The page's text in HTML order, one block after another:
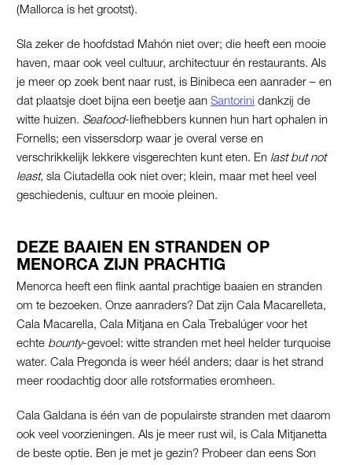
(Mallorca is het grootst).
Sla zeker de hoofdstad Mahón niet over; die heeft een mooie
haven, maar ook veel cultuur, architectuur én restaurants. Als
je meer op zoek bent naar rust, is Binibeca een aanrader – en
dat plaatsje doet bijna een beetje aan Santorini dankzij de
witte huizen. Seafood-liefhebbers kunnen hun hart ophalen in
Fornells; een vissersdorp waar je overal verse en
verschrikkelijk lekkere visgerechten kunt eten. En last but not
least, sla Ciutadella ook niet over; klein, maar met heel veel
geschiedenis, cultuur en mooie pleinen.
DEZE BAAIEN EN STRANDEN OP
MENORCA ZIJN PRACHTIG
Menorca heeft een flink aantal prachtige baaien en stranden
om te bezoeken. Onze aanraders? Dat zijn Cala Macarelleta,
Cala Macarella, Cala Mitjana en Cala Trebalúger voor het
echte bounty-gevoel: witte stranden met heel helder turquoise
water. Cala Pregonda is weer héél anders; daar is het strand
meer roodachtig door alle rotsformaties eromheen.
Cala Galdana is één van de populairste stranden met daarom
ook veel voorzieningen. Als je meer rust wil, is Cala Mitjanetta
de beste optie. Ben je met je gezin? Probeer dan eens Son